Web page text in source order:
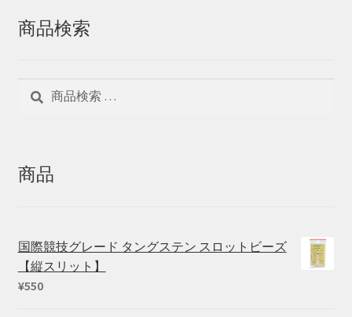
商品検索
商品
国際競技グレード タングステン スロットビーズ
【縦スリット】
¥550